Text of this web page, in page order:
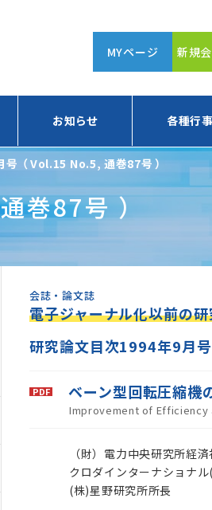
MYページ 新規
お知らせ 各種行事
9月号 （ Vol.15 No.5, 通巻87号 ）
9月号 （ Vol.15 No.5, 通巻87号 ）
会誌・論文誌
電子ジャーナル化以前の
研究論文目次1994年9月
ベーン型回転圧縮機
Improvement of Efficiency
（財）電力中央研究所経
クロダインターナショナ
(株)星野研究所所長